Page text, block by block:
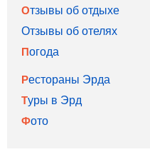
Отзывы об отдыхе
Отзывы об отелях
Погода
Рестораны Эрда
Туры в Эрд
Фото